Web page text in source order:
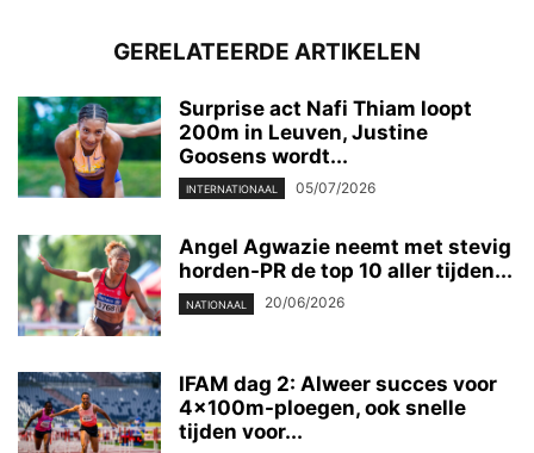
GERELATEERDE ARTIKELEN
Surprise act Nafi Thiam loopt
200m in Leuven, Justine
Goosens wordt...
INTERNATIONAAL 05/07/2026
Angel Agwazie neemt met stevig
horden-PR de top 10 aller tijden...
NATIONAAL 20/06/2026
IFAM dag 2: Alweer succes voor
4x100m-ploegen, ook snelle
tijden voor...